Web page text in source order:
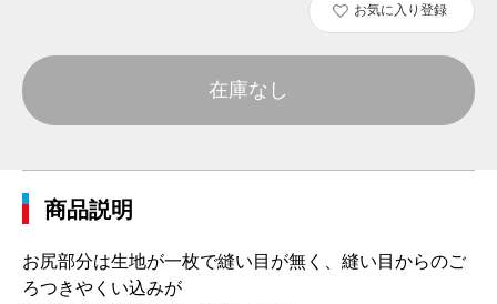
お気に入り登録
在庫なし
商品説明
お尻部分は生地が一枚で縫い目が無く、縫い目からのご
ろつきやくい込みが